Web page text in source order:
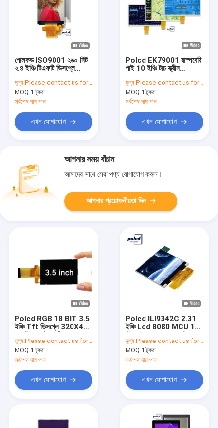
পোলকড ISO9001 ২৬০ নিট
২.৪ ইঞ্চি টিএফটি ডিসপ্লে
টিএফটি স্ক্রিন
মূল্য:Please contact us for latest price
MOQ:1 টুকরা
সর্বশেষ দাম পান
এখন যোগাযোগ
Polcd EK79001 রাস্পবেরি
পাই 10 ইঞ্চি টাচ স্ক্রীন
স্ক্রীন
মূল্য:Please contact us for latest price
MOQ:1 টুকরা
সর্বশেষ দাম পান
এখন যোগাযোগ
আপনার সময় বাঁচান
আমাদের সাথে সেরা পণ্য যোগাযোগ করুন।
আপনার প্রয়োজনীয়তা দিন
Polcd RGB 18 BIT 3.5
ইঞ্চি Tft ডিসপ্লে 320X480
মূল্য:Please contact us for latest price
MOQ:1 টুকরা
সর্বশেষ দাম পান
এখন যোগাযোগ
Polcd ILI9342C 2.31
ইঞ্চি Lcd 8080 MCU 16
300 Nit
মূল্য:Please contact us for latest price
MOQ:1 টুকরা
সর্বশেষ দাম পান
এখন যোগাযোগ